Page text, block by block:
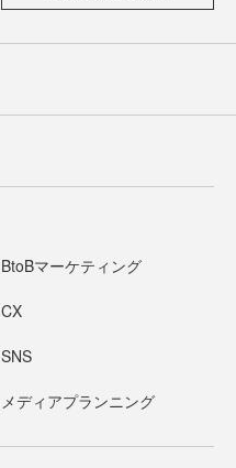
BtoBマーケティング
CX
SNS
メディアプランニング